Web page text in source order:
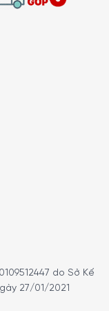
luôn được làm
do Sở Kế
27/01/2021